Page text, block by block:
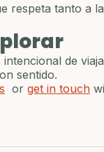
respeta tanto a
de
sentido.
  or
get in touch